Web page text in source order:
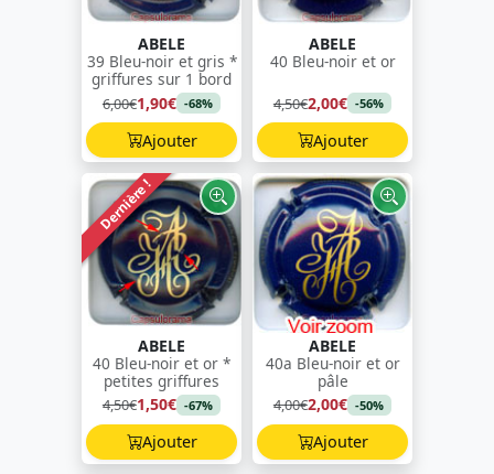
ABELE
39 Bleu-noir et gris *
griffures sur 1 bord
6,00€1,90€ -68%
Ajouter
ABELE
40 Bleu-noir et or
4,50€2,00€ -56%
Ajouter
Dernière !
ABELE
40 Bleu-noir et or *
petites griffures
4,50€1,50€ -67%
Ajouter
ABELE
40a Bleu-noir et or
pâle
4,00€2,00€ -50%
Ajouter